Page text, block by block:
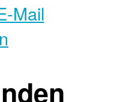
Mail